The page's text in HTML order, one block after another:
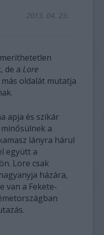
2013. 04. 23.
de a Lore
oldalát mutatja
apja és szikár
a
lányra hárul
együtt a
Lore csak
házára,
van a Fekete-